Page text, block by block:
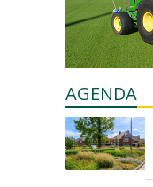
AGENDA